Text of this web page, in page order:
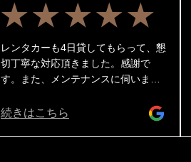
★★★★★
レンタカーも4日貸してもらって、懇
切丁寧な対応頂きました。感謝で
す。また、メンテナンスに伺いま
続きはこちら